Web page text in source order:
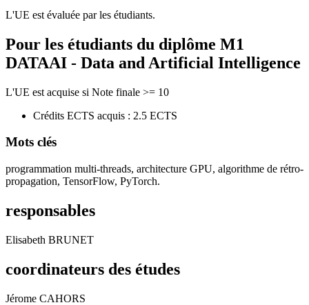
L'UE est évaluée par les étudiants.
Pour les étudiants du diplôme M1
DATAAI - Data and Artificial Intelligence
L'UE est acquise si Note finale >= 10
Crédits ECTS acquis : 2.5 ECTS
Mots clés
programmation multi-threads, architecture GPU, algorithme de rétro-
propagation, TensorFlow, PyTorch.
responsables
Elisabeth BRUNET
coordinateurs des études
Jérome CAHORS